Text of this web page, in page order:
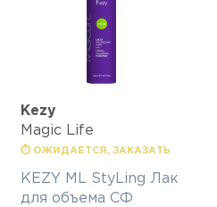
Kezy
Magic Life
⏱ ОЖИДАЕТСЯ, ЗАКАЗАТЬ
KEZY ML StyLing Лак
для объема СФ